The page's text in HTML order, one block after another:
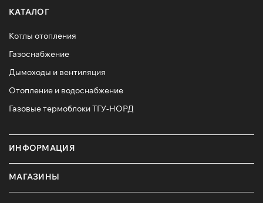
КАТАЛОГ
Котлы отопления
Газоснабжение
Дымоходы и вентиляция
Отопление и водоснабжение
Газовые термоблоки ТГУ-НОРД
ИНФОРМАЦИЯ
МАГАЗИНЫ